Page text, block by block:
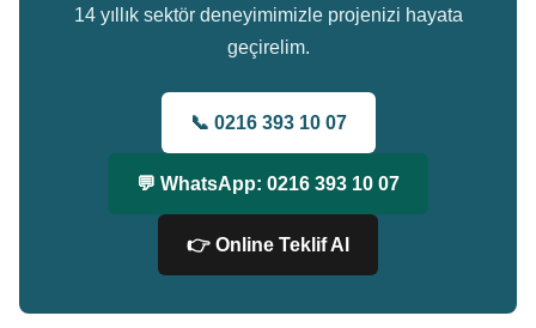
14 yıllık sektör deneyimimizle projenizi hayata
geçirelim.
📞 0216 393 10 07
💬 WhatsApp: 0216 393 10 07
👉 Online Teklif Al